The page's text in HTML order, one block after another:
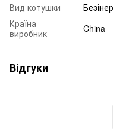
Вид котушки
Країна
виробник
China
Відгуки